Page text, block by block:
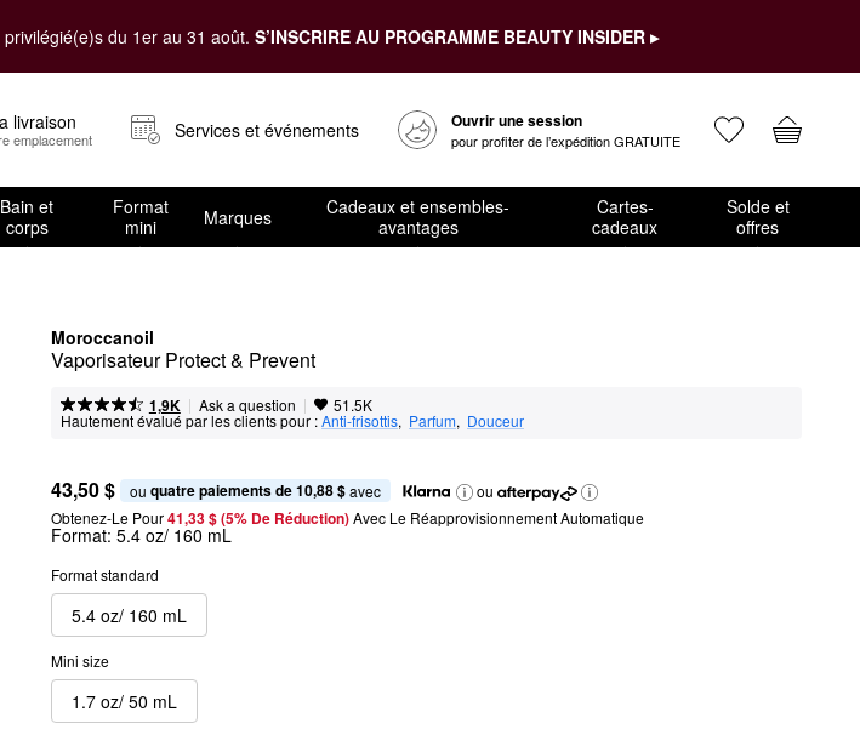
du 1er au 31 août. S’INSCRIRE AU PROGRAMME BEAUTY INSIDER ▸
livraison
emplacement Services et événements Ouvrir une session
pour profiter de l’expédition GRATUITE
Bain et
corps
Format
mini
Marques
Cadeaux et ensembles-
avantages
Cartes-
cadeaux
Solde et
offres
Moroccanoil
Vaporisateur Protect & Prevent
1,9K | Ask a question | 51.5K
Hautement évalué par les clients pour :Anti-frisottis, Parfum, Douceur
43,50 $ ou quatre paiements de 10,88 $ avec
ou
Obtenez-Le Pour41,33 $ (5% De Réduction) Avec Le Réapprovisionnement Automatique
Format: 5.4 oz/ 160 mL
Format standard
5.4 oz/ 160 mL
Mini size
1.7 oz/ 50 mL